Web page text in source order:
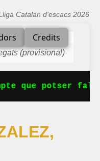
Catalan d'escacs 2026
Credits
(provisional)
que potser